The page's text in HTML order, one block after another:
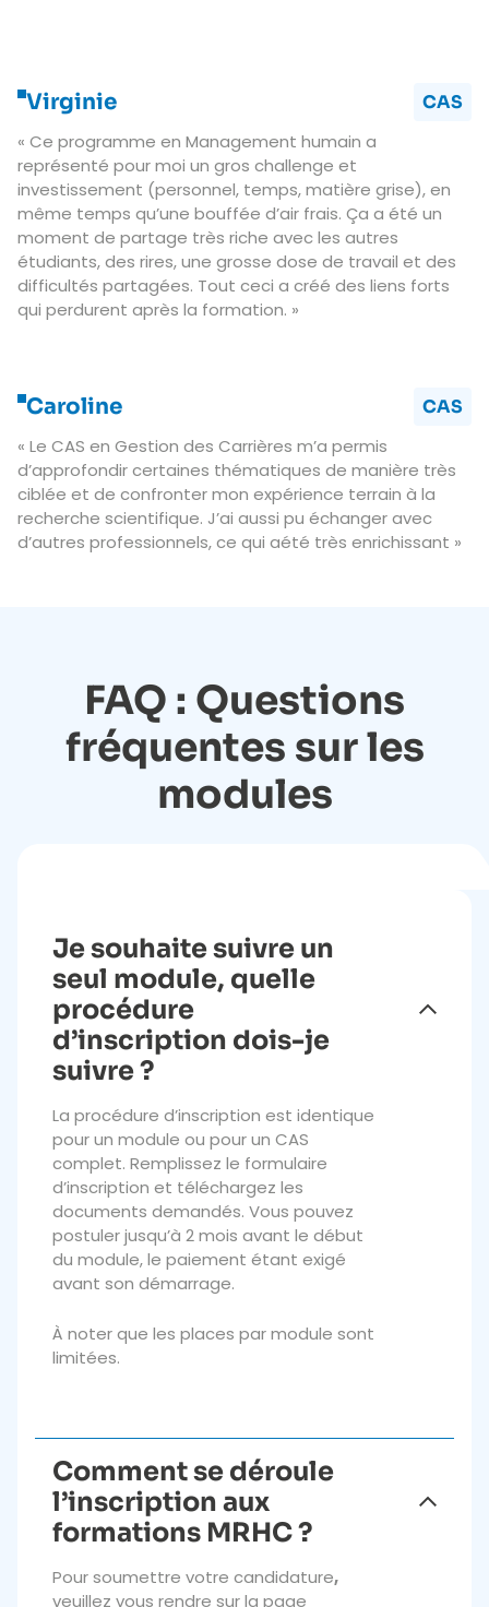
Virginie
CAS
« Ce programme en Management humain a
représenté pour moi un gros challenge et
investissement (personnel, temps, matière grise), en
même temps qu’une bouffée d’air frais. Ça a été un
moment de partage très riche avec les autres
étudiants, des rires, une grosse dose de travail et des
difficultés partagées. Tout ceci a créé des liens forts
qui perdurent après la formation. »
Caroline
CAS
« Le CAS en Gestion des Carrières m’a permis
d’approfondir certaines thématiques de manière très
ciblée et de confronter mon expérience terrain à la
recherche scientifique. J’ai aussi pu échanger avec
d’autres professionnels, ce qui aété très enrichissant »
FAQ : Questions
fréquentes sur les
modules
Je souhaite suivre un
seul module, quelle
procédure
d’inscription dois-je
suivre ?
La procédure d’inscription est identique
pour un module ou pour un CAS
complet. Remplissez le formulaire
d’inscription et téléchargez les
documents demandés. Vous pouvez
postuler jusqu’à 2 mois avant le début
du module, le paiement étant exigé
avant son démarrage.
À noter que les places par module sont
limitées.
Comment se déroule
l’inscription aux
formations MRHC ?
Pour soumettre votre candidature,
veuillez vous rendre sur la page